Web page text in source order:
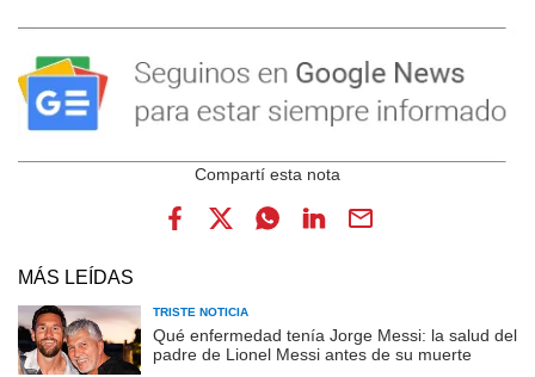
MÁS LEÍDAS
TRISTE NOTICIA
Qué enfermedad tenía Jorge Messi: la salud del
padre de Lionel Messi antes de su muerte